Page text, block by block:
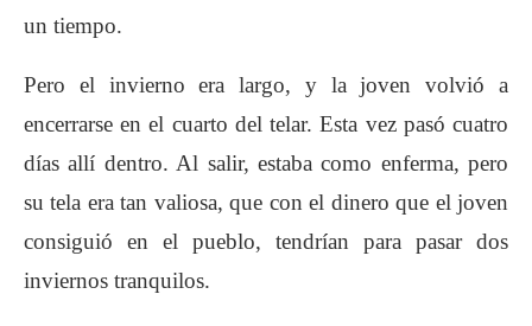
un tiempo.
Pero el invierno era largo, y la joven volvió a
encerrarse en el cuarto del telar. Esta vez pasó cuatro
días allí dentro. Al salir, estaba como enferma, pero
su tela era tan valiosa, que con el dinero que el joven
consiguió en el pueblo, tendrían para pasar dos
inviernos tranquilos.